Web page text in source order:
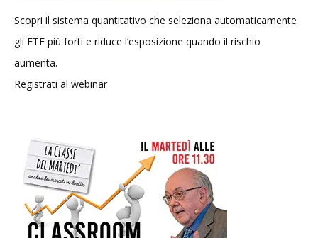
Scopri il sistema quantitativo che seleziona automaticamente
gli ETF più forti e riduce l’esposizione quando il rischio
aumenta.
Registrati al webinar